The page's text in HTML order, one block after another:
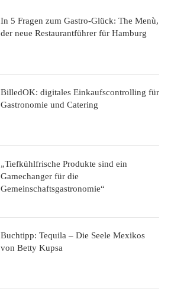
In 5 Fragen zum Gastro-Glück: The Menù,
der neue Restaurantführer für Hamburg
BilledOK: digitales Einkaufscontrolling für
Gastronomie und Catering
„Tiefkühlfrische Produkte sind ein
Gamechanger für die
Gemeinschaftsgastronomie“
Buchtipp: Tequila – Die Seele Mexikos
von Betty Kupsa